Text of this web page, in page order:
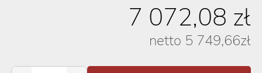
7 072,08 zł
netto 5 749,66zł